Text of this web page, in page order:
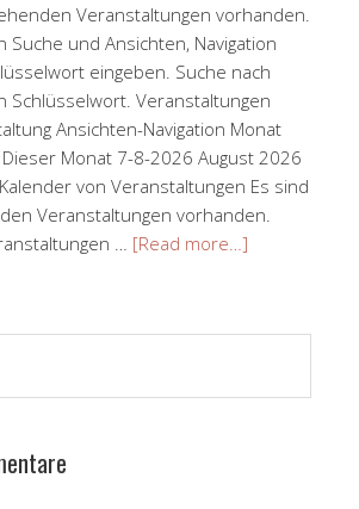
Veranstaltungen vorhanden.
Suche und Ansichten, Navigation
eingeben. Suche nach
Schlüsselwort. Veranstaltungen
Ansichten-Navigation Monat
Dieser Monat 7-8-2026 August 2026
von Veranstaltungen Es sind
Veranstaltungen vorhanden.
… [Read more…]